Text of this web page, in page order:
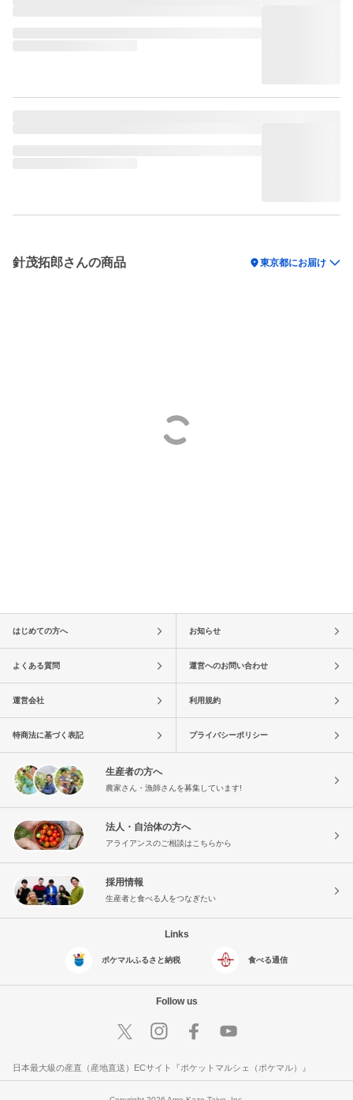
針茂拓郎さんの商品 location_on東京都にお届け
はじめての方へ お知らせ
よくある質問 運営へのお問い合わせ
運営会社 利用規約
特商法に基づく表記 プライバシーポリシー
生産者の方へ
農家さん・漁師さんを募集しています!
法人・自治体の方へ
アライアンスのご相談はこちらから
採用情報
生産者と食べる人をつなぎたい
Links
ポケマルふるさと納税 食べる通信
Follow us
日本最大級の産直（産地直送）ECサイト『ポケットマルシェ（ポケマル）』